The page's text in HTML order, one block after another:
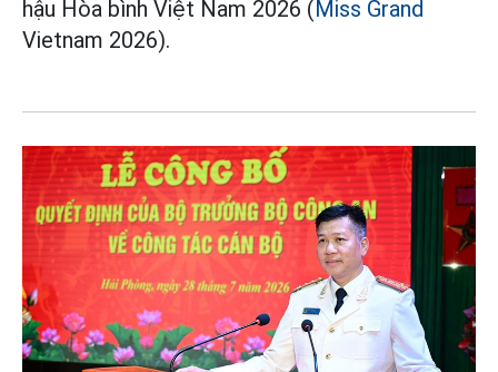
hậu Hòa bình Việt Nam 2026 (Miss Grand
Vietnam 2026).